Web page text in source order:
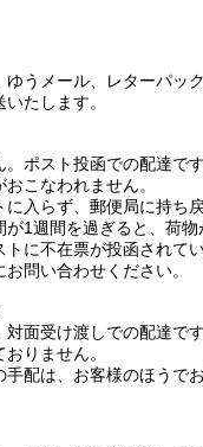
ゆうメール、レターパッ
たします。
ポスト投函での配達です
こなわれません。
に入らず、郵便局に持ち
が1週間を過ぎると、荷物
トに不在票が投函されて
問い合わせください。
面受け渡しでの配達です
りません。
手配は、お客様のほうで